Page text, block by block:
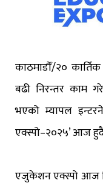
काठमाडौँ/२०
बढी निरन्तर काम
भएको म्यापल
एक्स्पो–२०२५’ आज
एजुकेशन एक्स्पो आज